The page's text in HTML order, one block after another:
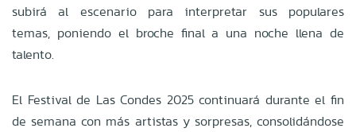
subirá al escenario para interpretar sus populares
temas, poniendo el broche final a una noche llena de
talento.
El Festival de Las Condes 2025 continuará durante el fin
de semana con más artistas y sorpresas, consolidándose